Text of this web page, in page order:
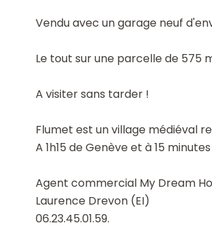
Vendu avec un garage neuf
Le tout sur une parcelle de 575
A visiter sans tarder !
Flumet est un village médiéval
A 1h15 de Genève et à 15
Agent commercial My Dream
Laurence Drevon (EI)
06.23.45.01.59.